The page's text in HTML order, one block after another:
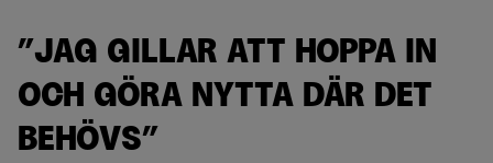
”JAG GILLAR ATT HOPPA IN
OCH GÖRA NYTTA DÄR DET
BEHÖVS”